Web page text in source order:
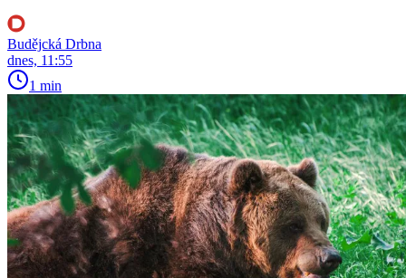
Budějcká Drbna
dnes, 11:55
1 min